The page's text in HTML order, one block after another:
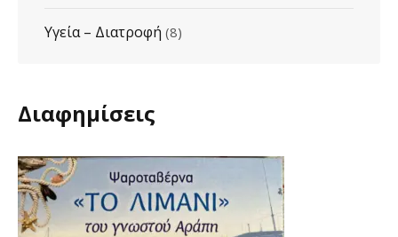
Υγεία – Διατροφή (8)
Διαφημίσεις